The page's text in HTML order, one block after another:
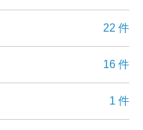
22 件
16 件
1 件